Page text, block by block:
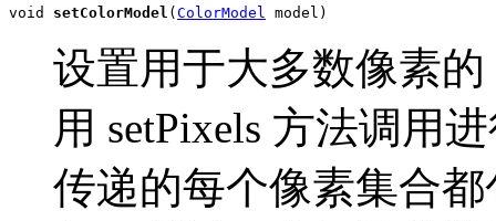
void setColorModel ( ColorModel model)
设置用于大多数像素
用 setPixels 方法调用
传递的每个像素集合